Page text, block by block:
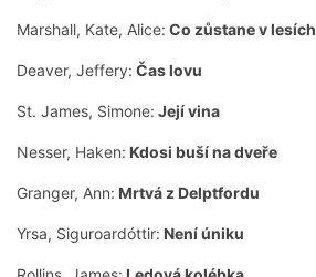
Marshall, Kate, Alice: Co zůstane v lesích
Deaver, Jeffery: Čas lovu
St. James, Simone: Její vina
Nesser, Haken: Kdosi buší na dveře
Granger, Ann: Mrtvá z Delptfordu
Yrsa, Siguroardóttir: Není úniku